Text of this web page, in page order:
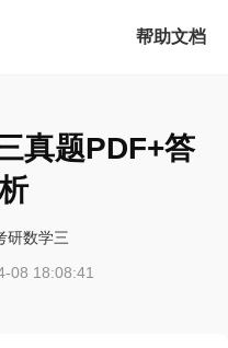
帮助文档
真题PDF+答
研数学三
08 18:08:41